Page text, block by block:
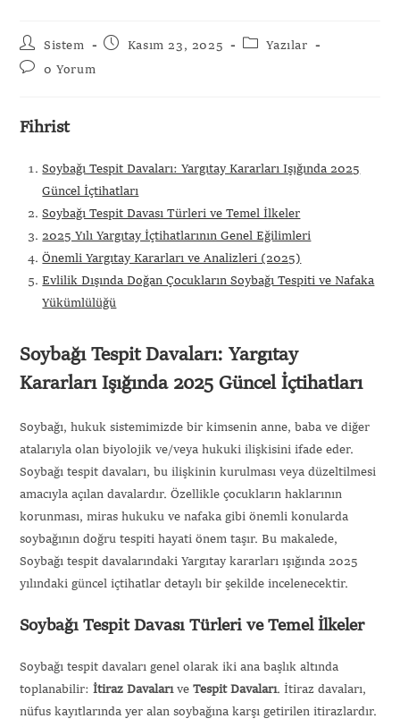
Sistem Kasım 23, 2025
Yazılar
0 Yorum
Fihrist
Soybağı Tespit Davaları: Yargıtay Kararları Işığında 2025
Güncel İçtihatları
Soybağı Tespit Davası Türleri ve Temel İlkeler
2025 Yılı Yargıtay İçtihatlarının Genel Eğilimleri
Önemli Yargıtay Kararları ve Analizleri (2025)
Evlilik Dışında Doğan Çocukların Soybağı Tespiti ve Nafaka
Yükümlülüğü
Soybağı Tespit Davaları: Yargıtay
Kararları Işığında 2025 Güncel İçtihatları
Soybağı, hukuk sistemimizde bir kimsenin anne, baba ve diğer
atalarıyla olan biyolojik ve/veya hukuki ilişkisini ifade eder.
Soybağı tespit davaları, bu ilişkinin kurulması veya düzeltilmesi
amacıyla açılan davalardır. Özellikle çocukların haklarının
korunması, miras hukuku ve nafaka gibi önemli konularda
soybağının doğru tespiti hayati önem taşır. Bu makalede,
Soybağı tespit davalarındaki Yargıtay kararları ışığında 2025
yılındaki güncel içtihatlar detaylı bir şekilde incelenecektir.
Soybağı Tespit Davası Türleri ve Temel İlkeler
Soybağı tespit davaları genel olarak iki ana başlık altında
toplanabilir:İtiraz DavalarıveTespit Davaları. İtiraz davaları,
nüfus kayıtlarında yer alan soybağına karşı getirilen itirazlardır.